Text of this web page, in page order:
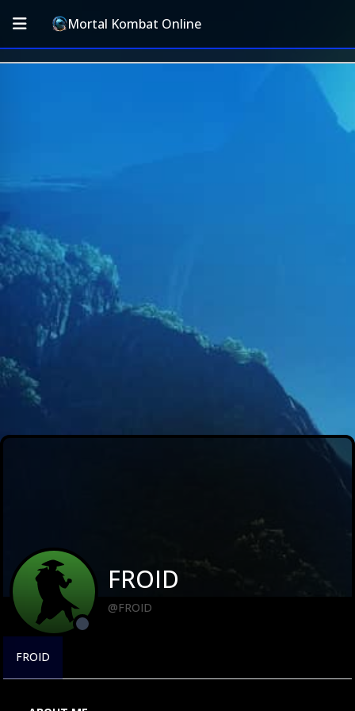
Mortal Kombat Online
FROID
@FROID
FROID